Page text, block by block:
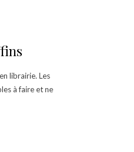
librairie. Les
à faire et ne